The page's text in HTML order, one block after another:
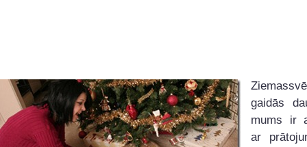
gaidās
mums ir
ar